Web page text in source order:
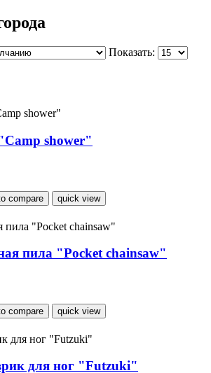
Показать:
shower"
compare
quick view
пила "Pocket chainsaw"
compare
quick view
для ног "Futzuki"